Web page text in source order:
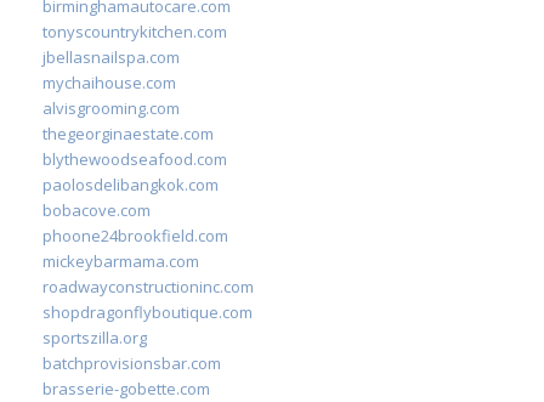
birminghamautocare.com
tonyscountrykitchen.com
jbellasnailspa.com
mychaihouse.com
alvisgrooming.com
thegeorginaestate.com
blythewoodseafood.com
paolosdelibangkok.com
bobacove.com
phoone24brookfield.com
mickeybarmama.com
roadwayconstructioninc.com
shopdragonflyboutique.com
sportszilla.org
batchprovisionsbar.com
brasserie-gobette.com